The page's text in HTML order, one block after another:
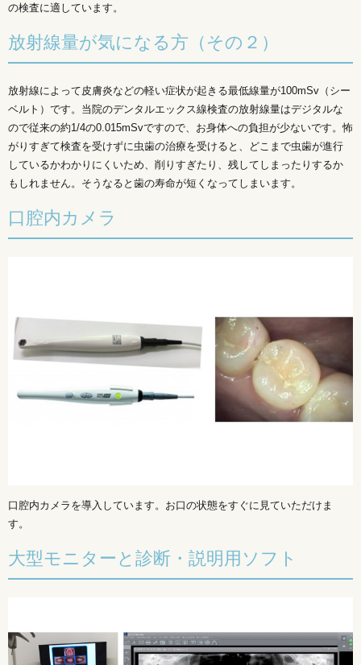
の検査に適しています。
放射線量が気になる方（その２）
放射線によって皮膚炎などの軽い症状が起きる最低線量が100mSv（シー
ベルト）です。当院のデンタルエックス線検査の放射線量はデジタルな
ので従来の約1/4の0.015mSvですので、お身体への負担が少ないです。怖
がりすぎて検査を受けずに虫歯の治療を受けると、どこまで虫歯が進行
しているかわかりにくいため、削りすぎたり、残してしまったりするか
もしれません。そうなると歯の寿命が短くなってしまいます。
口腔内カメラ
口腔内カメラを導入しています。お口の状態をすぐに見ていただけま
す。
大型モニターと診断・説明用ソフト